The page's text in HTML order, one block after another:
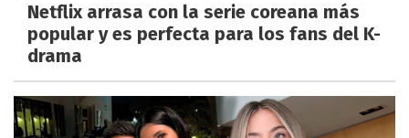
Netflix arrasa con la serie coreana más
popular y es perfecta para los fans del K-
drama